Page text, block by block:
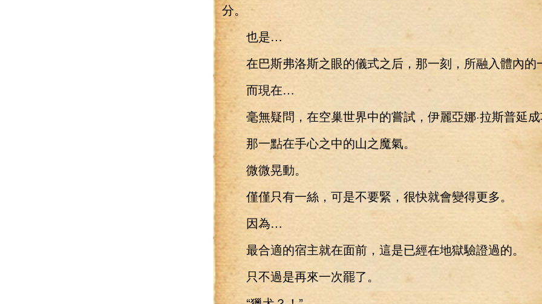
分。
也是…
在巴斯弗洛斯之眼的儀式之后，那一刻，所融入體內的
而現在…
毫無疑問，在空巢世界中的嘗試，伊麗亞娜·拉斯普延
那一點在手心之中的山之魔氣。
微微晃動。
僅僅只有一絲，可是不要緊，很快就會變得更多。
因為…
最合適的宿主就在面前，這是已經在地獄驗證過的。
只不過是再來一次罷了。